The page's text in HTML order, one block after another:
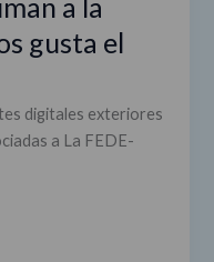
a la
gusta el
digitales exteriores
a La FEDE-